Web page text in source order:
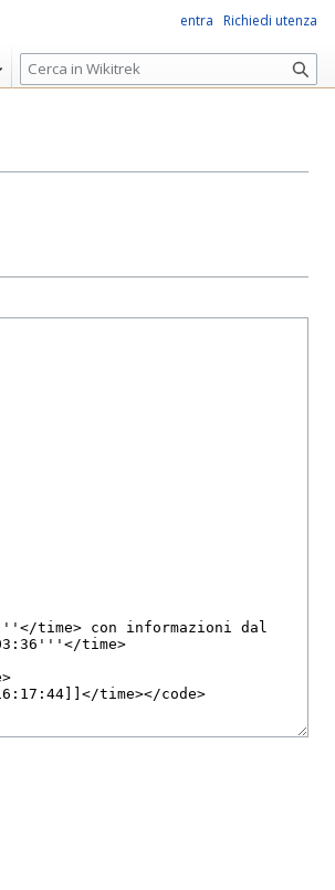
entra Richiedi utenza
R
i
r